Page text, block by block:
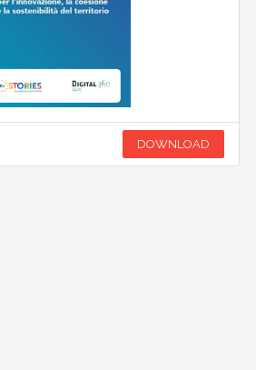
DOWNLOAD